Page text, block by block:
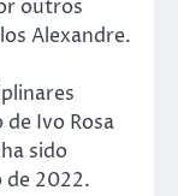
outros
Alexandre.
Ivo Rosa
sido
de 2022.